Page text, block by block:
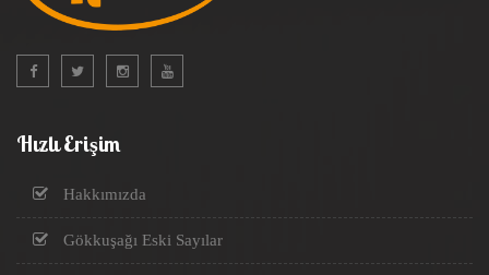
Hızlı Erişim
Hakkımızda
Gökkuşağı Eski Sayılar